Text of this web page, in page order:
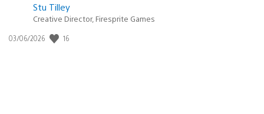
Postée
:
Stu Tilley
Creative Director, Firesprite Games
Date
03/06/2026 16